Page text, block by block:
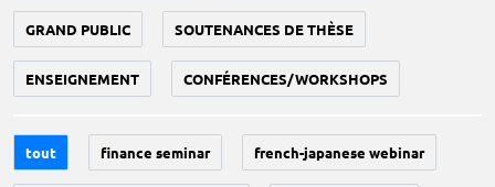
GRAND PUBLIC SOUTENANCES DE THÈSE
ENSEIGNEMENT CONFÉRENCES/WORKSHOPS
tout finance seminar french-japanese webinar